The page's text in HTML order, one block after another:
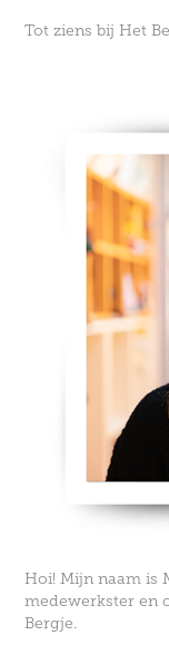
Tot ziens bij Het
Hoi! Mijn naam is
medewerkster en
Bergje.